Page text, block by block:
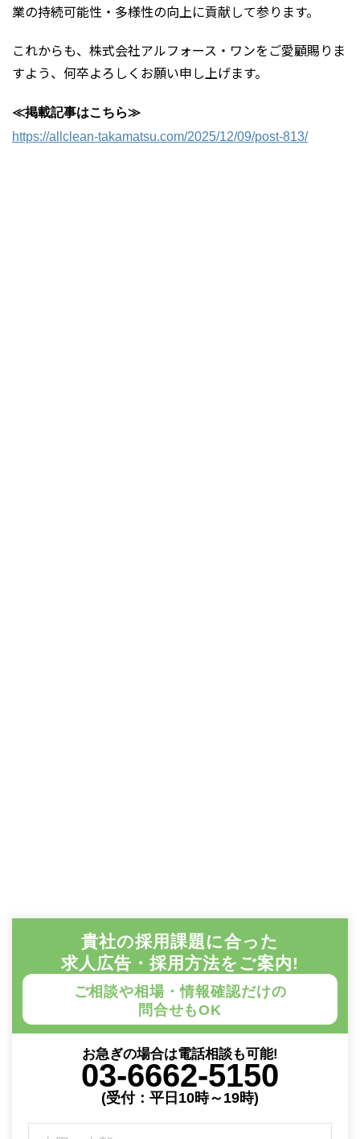
業の持続可能性・多様性の向上に貢献して参ります。
これからも、株式会社アルフォース・ワンをご愛顧賜りま
すよう、何卒よろしくお願い申し上げます。
≪掲載記事はこちら≫
https://allclean-takamatsu.com/2025/12/09/post-813/
貴社の採用課題に合った
求人広告・採用方法をご案内!
ご相談や相場・情報確認だけの
問合せもOK
お急ぎの場合は電話相談も可能!
03-6662-5150
(受付：平日10時～19時)